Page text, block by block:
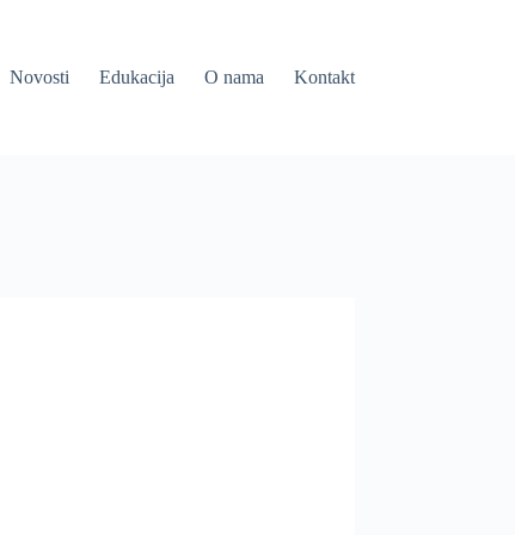
Novosti Edukacija O nama Kontakt